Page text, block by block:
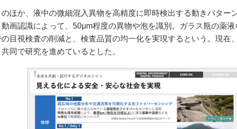
ほか、液中の微細混入異物を高精度に即時検出する動きパター
動画認識によって、50μm程度の異物や泡を識別。ガラス瓶の薬液
目視検査の削減と、検査品質の均一化を実現するという。現在
同で研究を進めているとした。